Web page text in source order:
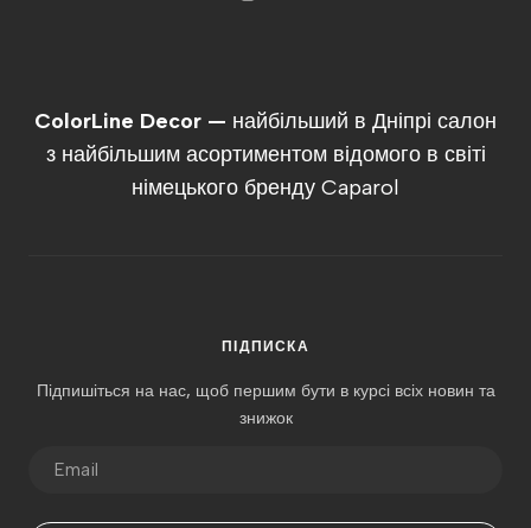
ColorLine Decor — найбільший в Дніпрі салон
з найбільшим асортиментом відомого в світі
німецького бренду Caparol
ПІДПИСКА
Підпишіться на нас, щоб першим бути в курсі всіх новин та
знижок